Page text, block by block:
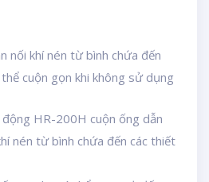
nối khí nén từ bình chứa đến
cuộn gọn khi không sử dụng
động HR-200H cuộn ống dẫn
nén từ bình chứa đến các thiết